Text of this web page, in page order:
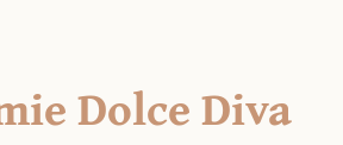
Dolce Diva